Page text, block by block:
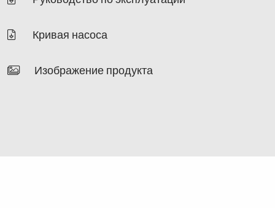
Кривая насоса
Изображение продукта